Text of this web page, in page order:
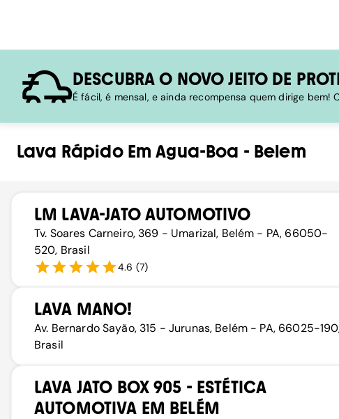
DESCUBRA O NOVO JEITO DE
É fácil, é mensal, e ainda recompensa quem dirige bem!
Lava RápidoEmAgua-Boa - Belem
LM LAVA-JATO AUTOMOTIVO
Tv. Soares Carneiro, 369 - Umarizal, Belém - PA, 66050-
520, Brasil
4.6 (7)
LAVA MANO!
Av. Bernardo Sayão, 315 - Jurunas, Belém - PA, 66025-
Brasil
LAVA JATO BOX 905 - ESTÉTICA
AUTOMOTIVA EM BELÉM